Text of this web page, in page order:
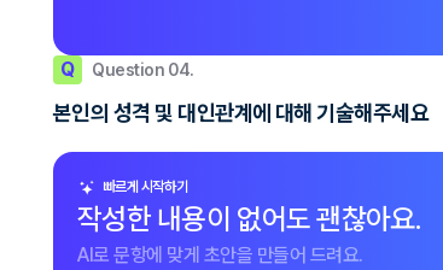
Q Question 04.
본인의 성격 및 대인관계에 대해 기술해주세요
빠르게 시작하기
작성한 내용이 없어도 괜찮아요.
AI로 문항에 맞게 초안을 만들어 드려요.